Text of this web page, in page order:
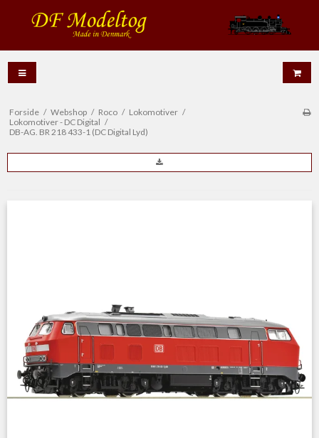
Forside / Webshop / Roco / Lokomotiver /
Lokomotiver - DC Digital /
DB-AG. BR 218 433-1 (DC Digital Lyd)